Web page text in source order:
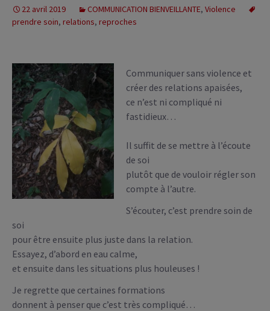
22 avril 2019 COMMUNICATION BIENVEILLANTE, Violence
prendre soin, relations, reproches
Communiquer sans violence et
créer des relations apaisées,
ce n’est ni compliqué ni
fastidieux…
Il suffit de se mettre à l’écoute
de soi
plutôt que de vouloir régler son
compte à l’autre.
S’écouter, c’est prendre soin de
soi
pour être ensuite plus juste dans la relation.
Essayez, d’abord en eau calme,
et ensuite dans les situations plus houleuses !
Je regrette que certaines formations
donnent à penser que c’est très compliqué…